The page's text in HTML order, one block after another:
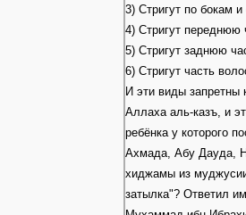
3) Стригут по бокам
4) Стригут переднюю
5) Стригут заднюю
6) Стригут часть
И эти виды запретны
Аллаха аль-казъ, и
ребёнка у которого
Ахмада, Абу Дауда,
хиджамы из
затылка"? Ответил